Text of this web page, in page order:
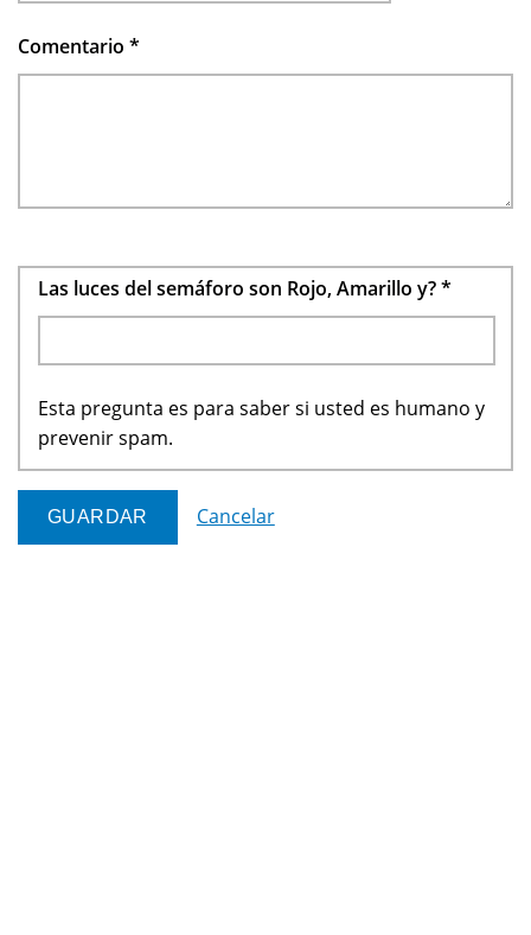
Comentario *
Las luces del semáforo son Rojo, Amarillo y?*
Esta pregunta es para saber si usted es humano y
prevenir spam.
Cancelar